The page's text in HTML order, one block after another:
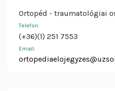
Ortopéd - traumatológiai
Telefon:
(+36)(1) 251 7553
Email: